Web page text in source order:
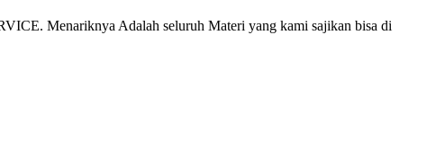
Menariknya Adalah seluruh Materi yang kami sajikan bisa di